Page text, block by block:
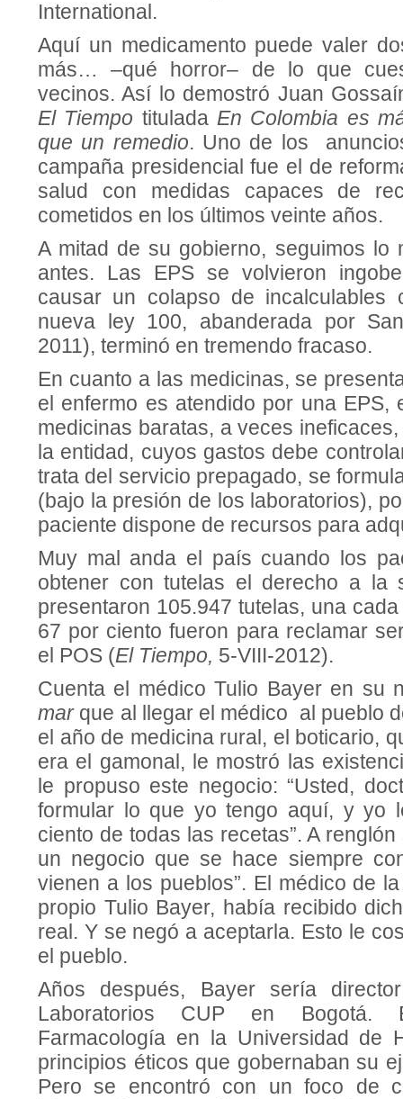
International.
Aquí un medicamento puede valer
más… –qué horror– de lo que
vecinos. Así lo demostró Juan
El Tiempo tituladaEn Colombia es
que un remedio. Uno de los
campaña presidencial fue el de
salud con medidas capaces de
cometidos en los últimos veinte años.
A mitad de su gobierno, seguimos lo
antes. Las EPS se volvieron
causar un colapso de incalculables
nueva ley 100, abanderada por
2011), terminó en tremendo fracaso.
En cuanto a las medicinas, se
el enfermo es atendido por una EPS,
medicinas baratas, a veces
la entidad, cuyos gastos debe
trata del servicio prepagado, se
(bajo la presión de los laboratorios),
paciente dispone de recursos para
Muy mal anda el país cuando los
obtener con tutelas el derecho a la
presentaron 105.947 tutelas, una
67 por ciento fueron para reclamar
el POS (El Tiempo, 5-VIII-2012).
Cuenta el médico Tulio Bayer en su
mar que al llegar el médico al pueblo
el año de medicina rural, el boticario,
era el gamonal, le mostró las
le propuso este negocio: “Usted,
formular lo que yo tengo aquí, y yo
ciento de todas las recetas”. A
un negocio que se hace siempre
vienen a los pueblos”. El médico de
propio Tulio Bayer, había recibido
real. Y se negó a aceptarla. Esto le
el pueblo.
Años después, Bayer sería
Laboratorios CUP en Bogotá.
Farmacología en la Universidad de
principios éticos que gobernaban su
Pero se encontró con un foco de